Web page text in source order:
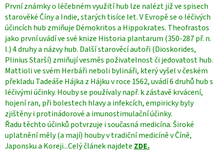
První známky o léčebném využití hub lze nalézt již ve spisech
starověké Číny a Indie, starých tisíce let. V Evropě se o léčivých
účincích hub zmiňuje Démokritos a Hippokrates. Theofrastos
jako první uvádí ve své knize Historia plantarum (350-287 př. n.
l.) 4 druhy a názvy hub. Další starověcí autoři (Dioskorides,
Plinius Starší) zmiňují vesměs poživatelnost či jedovatost hub.
Mattioli ve svém Herbáři neboli bylináři, který vyšel v českém
překladu Tadeáše Hájka z Hájku v roce 1562, uvádí 6 druhů hub s
léčivými účinky. Houby se používaly např. k zástavě krvácení,
hojení ran, při bolestech hlavy a infekcích, empiricky byly
zjištěny i protinádorové a imunostimulační účinky.
Řadu těchto účinků potvrzuje i současná medicína. Široké
uplatnění měly (a mají) houby v tradiční medicíně v Číně,
Japonsku a Koreji...Celý článek najdete ZDE.